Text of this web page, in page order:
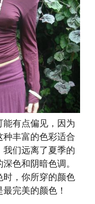
有点偏见，因为
丰富的色彩适合
们远离了夏季的
色和阴暗色调。
，你所穿的颜色
完美的颜色！